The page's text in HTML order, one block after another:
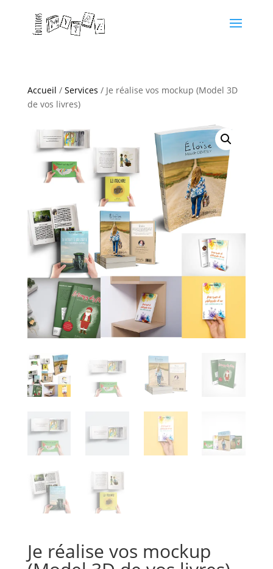
Accueil / Services / Je réalise vos mockup (Model 3D
de vos livres)
Je réalise vos mockup